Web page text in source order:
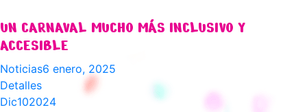
UN CARNAVAL MUCHO MÁS INCLUSIVO Y
ACCESIBLE
Noticias6 enero, 2025
Detalles
Dic102024